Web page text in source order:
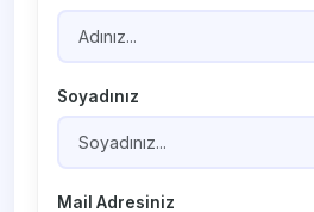
Soyadınız
Mail Adresiniz